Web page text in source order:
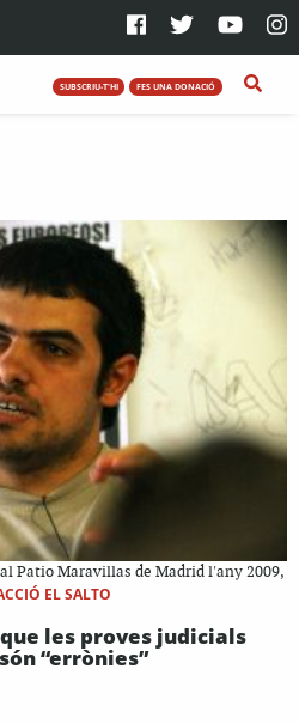
SUBSCRIU-T'HI FES UNA DONACIÓ
Patio Maravillas de Madrid l'any 2009,
EL SALTO
les proves judicials
“errònies”